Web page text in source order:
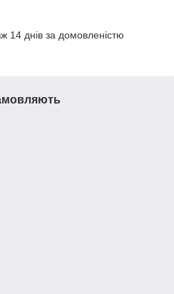
14 днів за домовленістю